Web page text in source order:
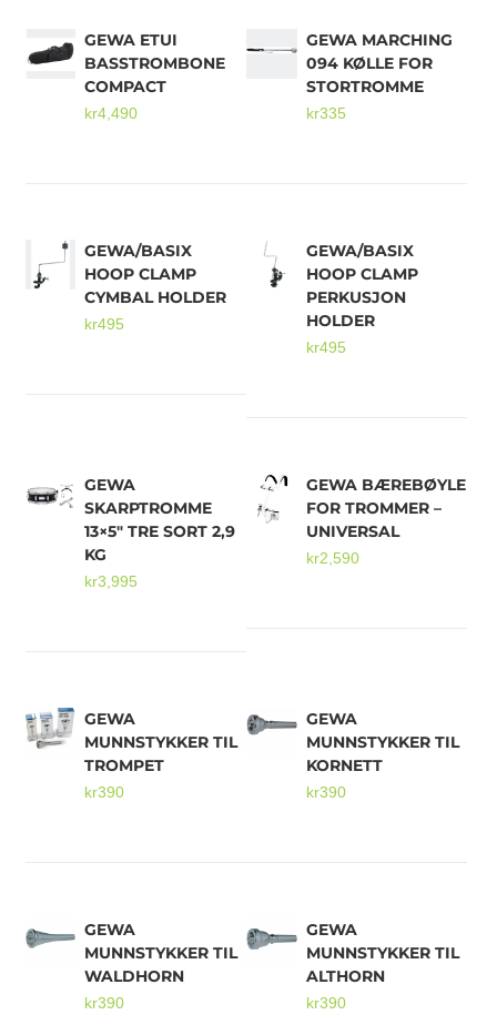
GEWA ETUI
BASSTROMBONE
COMPACT
kr4,490
GEWA MARCHING
094 KØLLE FOR
STORTROMME
kr335
GEWA/BASIX
HOOP CLAMP
CYMBAL HOLDER
kr495
GEWA/BASIX
HOOP CLAMP
PERKUSJON
HOLDER
kr495
GEWA
SKARPTROMME
13×5″ TRE SORT 2,9
KG
kr3,995
GEWA BÆREBØYLE
FOR TROMMER –
UNIVERSAL
kr2,590
GEWA
MUNNSTYKKER TIL
TROMPET
kr390
GEWA
MUNNSTYKKER TIL
KORNETT
kr390
GEWA
MUNNSTYKKER TIL
WALDHORN
kr390
GEWA
MUNNSTYKKER TIL
ALTHORN
kr390